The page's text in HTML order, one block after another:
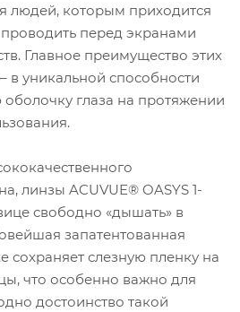
людей, которым приходится
перед экранами
Главное преимущество этих
в уникальной способности
оболочку глаза на протяжении
линзы ACUVUE® OASYS 1-
свободно «дышать» в
запатентованная
сохраняет слезную пленку на
что особенно важно для
достоинство такой